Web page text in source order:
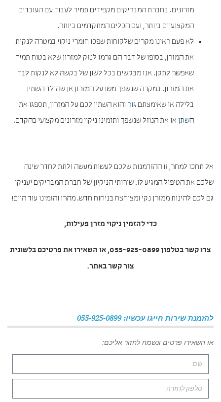
מזרונים. בחברת המבריקים מקפידים תמיד לעבוד עם העובדים
המקצועיים ביותר, ועם הכלים המתקדמים ביותר.
לא פעם ראינו מקרים שלקוחות שפכו חומרי ניקוי במטרה לנקות
את המזרן, בסופו של דבר הם גרמו לנזק למזרון שלא בטוח תמיד
שאפשר לתקן. אנו מבקשים בכל לשון של בקשה לא לנקות לבד
את המזרון. במקרה שנשפך משו על המזרון אן שהילד השתין
בלילה או שאימצתם גור והוא השתין לכם על המזרון, תספגו את
השתן או את הנוזל שנשפך ותזמינו ניקוי מזרונים מקצועי בהקדם.
אל תחכו למחר, זו ההזדמנות שלכם לעשות מעשה ולתת לחדר שינה
שלכם את הטיפול המגיע לו. שירותי הניקיון של חברת המבריקים יעניקו
גם לכם להינות ממזרן נקי ומצוחצח בניחוח חדש. מהרו והזמינו עוד היום!
כדי להזמיןניקוי מזרן פעילות,
צרו קשר בטלפון 055-925-0899, או השאירו את פרטיכם בלשונית
צור קשר באתר.
להזמנת שירות חייגו עכשיו: 055-925-0899
או השאירו פרטים ונשמח לחזור אליכם: